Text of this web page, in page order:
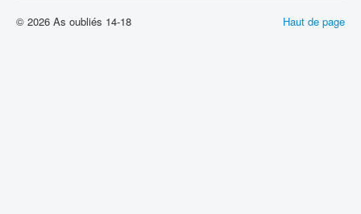
Haut de page
© 2026 As oubliés 14-18